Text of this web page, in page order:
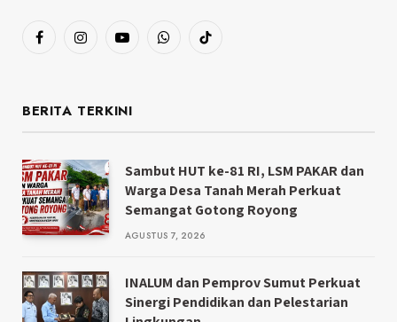
FacebookInstagramYouTubeWhatsAppTikTok
BERITA TERKINI
Sambut HUT ke-81 RI, LSM PAKAR dan
Warga Desa Tanah Merah Perkuat
Semangat Gotong Royong
AGUSTUS 7, 2026
INALUM dan Pemprov Sumut Perkuat
Sinergi Pendidikan dan Pelestarian